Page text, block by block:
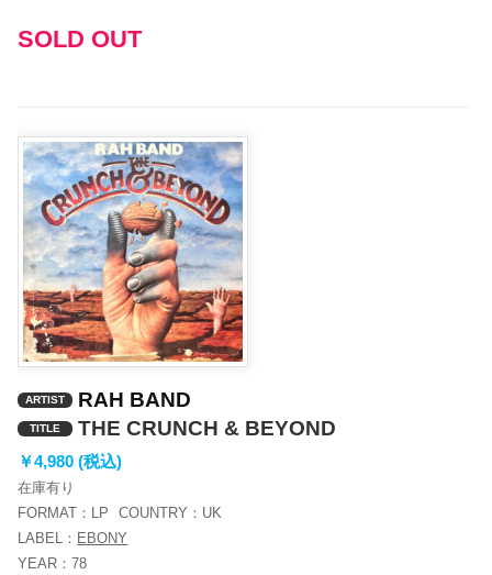
ー
SOLD OUT
ARTIST RAH BAND
TITLE THE CRUNCH & BEYOND
￥4,980 (税込)
在庫有り
FORMAT：
LP COUNTRY： UK
LABEL： EBONY
YEAR：78